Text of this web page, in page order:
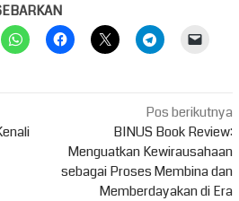
Pos berikutnya
BINUS Book Review:
Menguatkan Kewirausahaan
sebagai Proses Membina dan
Memberdayakan di Era